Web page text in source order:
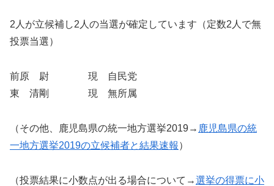
2人が立候補し2人の当選が確定しています（定数2人で無
投票当選）
前原 尉 現 自民党
東 清剛 現 無所属
（その他、鹿児島県の統一地方選挙2019→ 鹿児島県の統
一地方選挙2019の立候補者と結果速報 ）
（投票結果に小数点が出る場合について→選挙の得票に小